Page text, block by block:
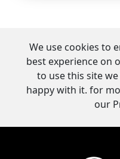
We use cookies to
best experience on
to use this site
happy with it. for
our